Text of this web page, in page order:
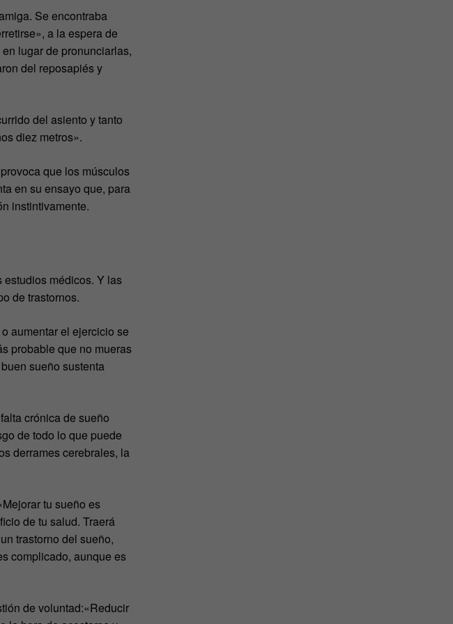
Se encontraba
a la espera de
lugar de pronunciarlas,
del reposapiés y
del asiento y tanto
diez metros».
que los músculos
en su ensayo que, para
instintivamente.
estudios médicos. Y las
de trastornos.
aumentar el ejercicio se
probable que no mueras
sueño sustenta
crónica de sueño
de todo lo que puede
derrames cerebrales, la
tu sueño es
de tu salud. Traerá
trastorno del sueño,
complicado, aunque es
de voluntad:«Reducir